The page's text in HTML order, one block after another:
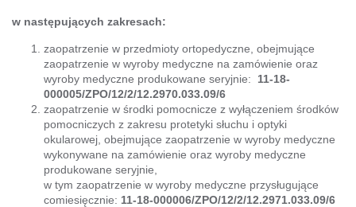
w następujących zakresach:
zaopatrzenie w przedmioty ortopedyczne, obejmujące
zaopatrzenie w wyroby medyczne na zamówienie oraz
wyroby medyczne produkowane seryjnie: 11-18-
000005/ZPO/12/2/12.2970.033.09/6
zaopatrzenie w środki pomocnicze z wyłączeniem środków
pomocniczych z zakresu protetyki słuchu i optyki
okularowej, obejmujące zaopatrzenie w wyroby medyczne
wykonywane na zamówienie oraz wyroby medyczne
produkowane seryjnie,
w tym zaopatrzenie w wyroby medyczne przysługujące
comiesięcznie: 11-18-000006/ZPO/12/2/12.2971.033.09/6